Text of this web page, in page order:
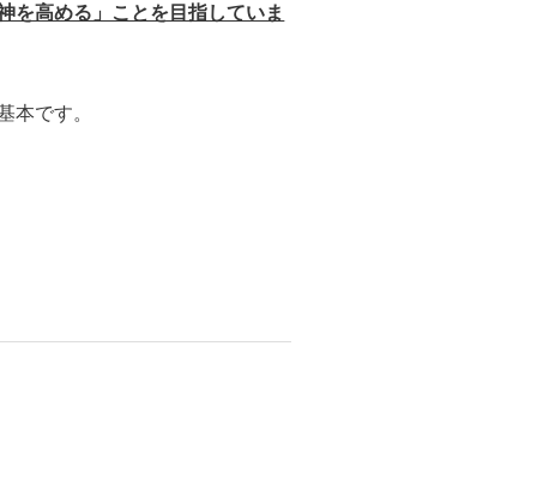
を高める」ことを目指していま
本です。